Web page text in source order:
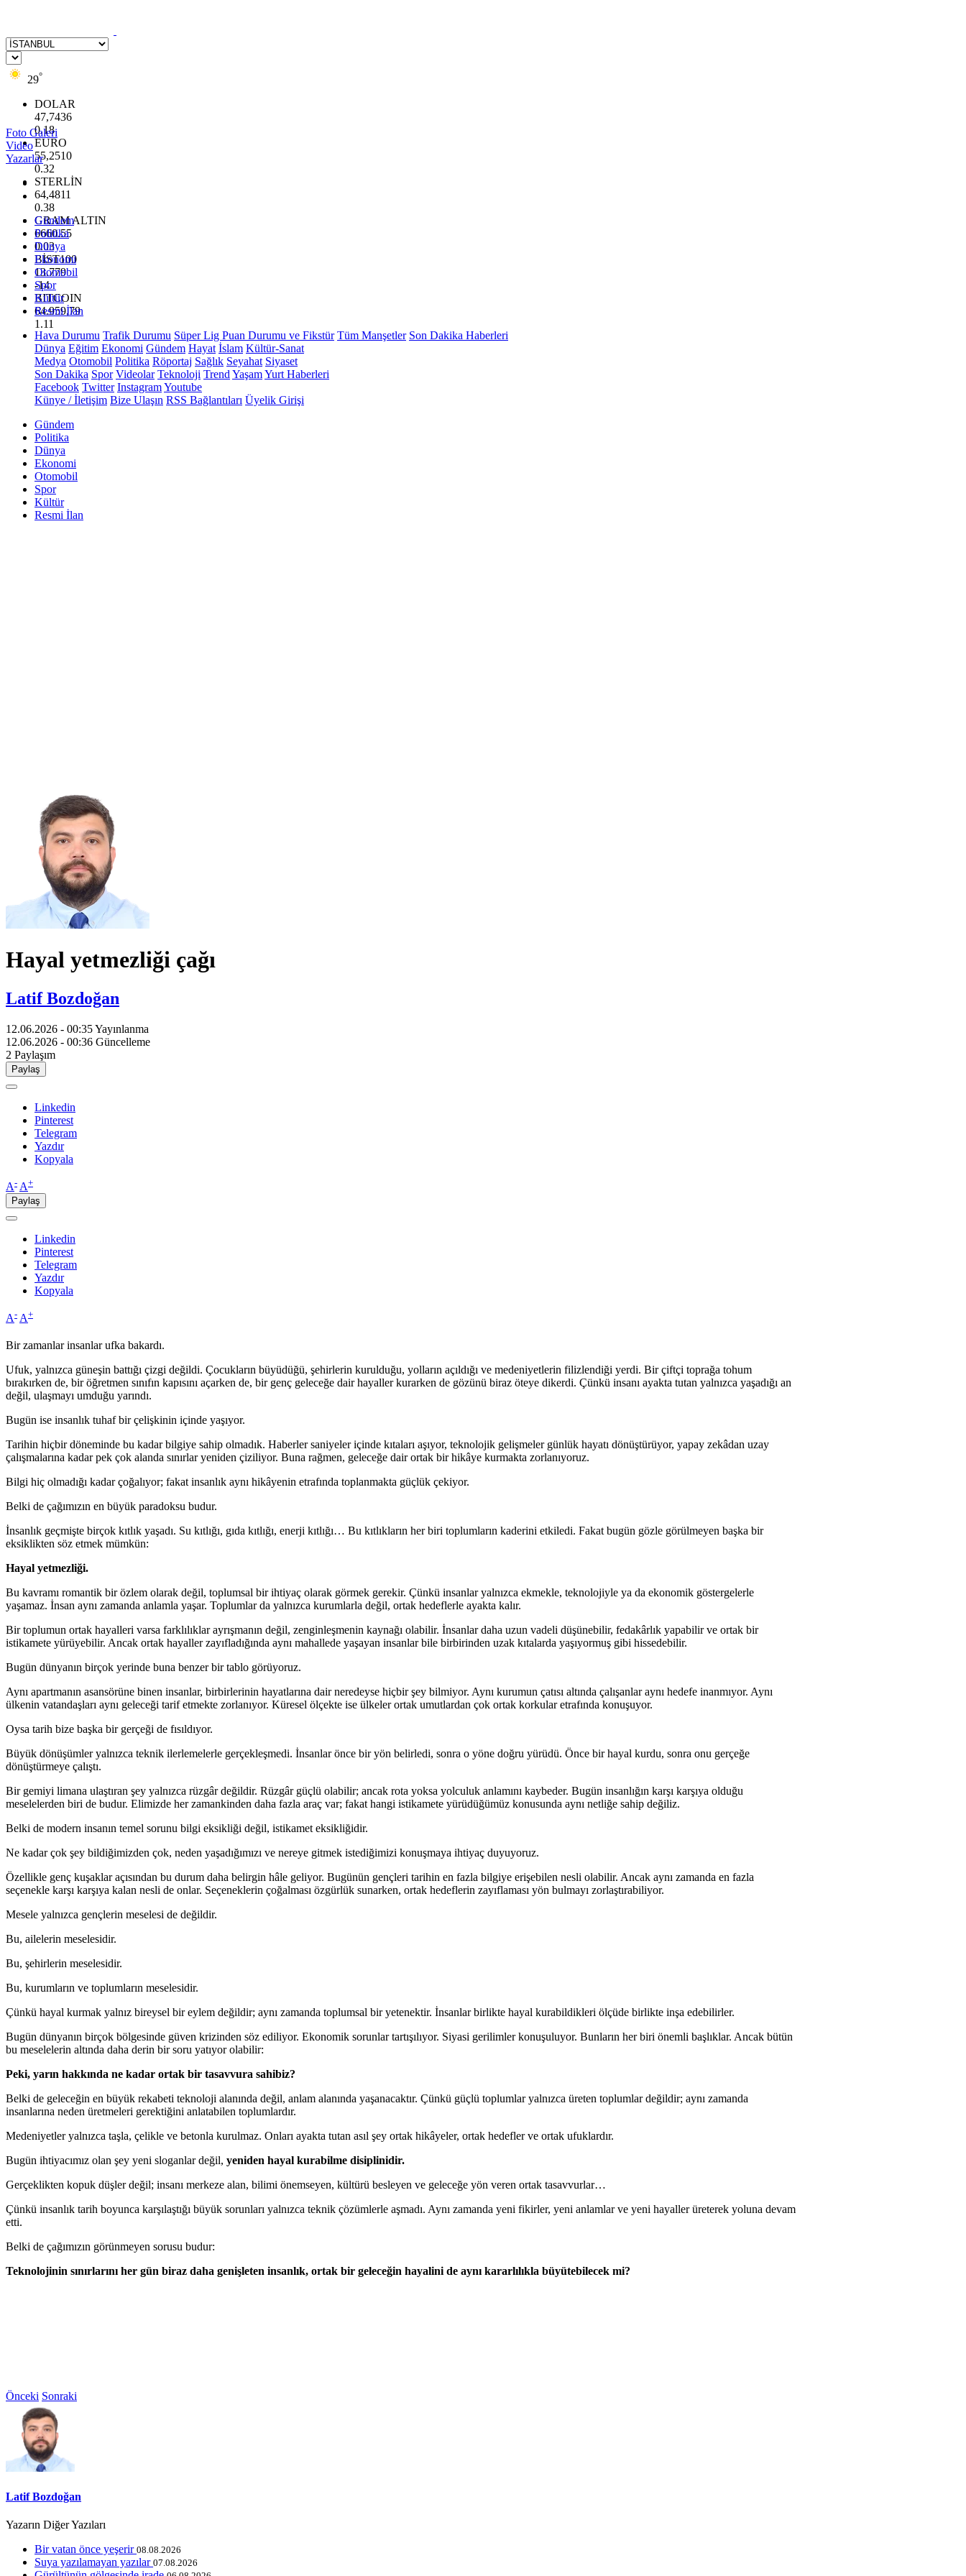
29°
DOLAR
47,7436
0.18
EURO
55,2510
0.32
STERLİN
64,4811
0.38
GRAM ALTIN
6660.55
0.03
BİST100
13.779
-14
BITCOIN
64.959,79
1.11
Foto Galeri
Video
Yazarlar
Gündem
Politika
Dünya
Ekonomi
Otomobil
Spor
Kültür
Resmi İlan
Hava Durumu Trafik Durumu Süper Lig Puan Durumu ve Fikstür Tüm Manşetler Son Dakika Haberleri
Dünya Eğitim Ekonomi Gündem Hayat İslam Kültür-Sanat
Medya Otomobil Politika Röportaj Sağlık Seyahat Siyaset
Son Dakika Spor Videolar Teknoloji Trend YaşamYurt Haberleri
Facebook Twitter InstagramYoutube
Künye / İletişim Bize Ulaşın RSS Bağlantıları Üyelik Girişi
Gündem
Politika
Dünya
Ekonomi
Otomobil
Spor
Kültür
Resmi İlan
Hayal yetmezliği çağı
Latif Bozdoğan
12.06.2026 - 00:35Yayınlanma
12.06.2026 - 00:36 Güncelleme
2 Paylaşım
Paylaş
Linkedin
Pinterest
Telegram
Yazdır
Kopyala
A- A+
Paylaş
Linkedin
Pinterest
Telegram
Yazdır
Kopyala
A- A+
Bir zamanlar insanlar ufka bakardı.
Ufuk, yalnızca güneşin battığı çizgi değildi. Çocukların büyüdüğü, şehirlerin kurulduğu, yolların açıldığı ve medeniyetlerin filizlendiği yerdi. Bir çiftçi toprağa tohum
bırakırken de, bir öğretmen sınıfın kapısını açarken de, bir genç geleceğe dair hayaller kurarken de gözünü biraz öteye dikerdi. Çünkü insanı ayakta tutan yalnızca yaşadığı an
değil, ulaşmayı umduğu yarındı.
Bugün ise insanlık tuhaf bir çelişkinin içinde yaşıyor.
Tarihin hiçbir döneminde bu kadar bilgiye sahip olmadık. Haberler saniyeler içinde kıtaları aşıyor, teknolojik gelişmeler günlük hayatı dönüştürüyor, yapay zekâdan uzay
çalışmalarına kadar pek çok alanda sınırlar yeniden çiziliyor. Buna rağmen, geleceğe dair ortak bir hikâye kurmakta zorlanıyoruz.
Bilgi hiç olmadığı kadar çoğalıyor; fakat insanlık aynı hikâyenin etrafında toplanmakta güçlük çekiyor.
Belki de çağımızın en büyük paradoksu budur.
İnsanlık geçmişte birçok kıtlık yaşadı. Su kıtlığı, gıda kıtlığı, enerji kıtlığı… Bu kıtlıkların her biri toplumların kaderini etkiledi. Fakat bugün gözle görülmeyen başka bir
eksiklikten söz etmek mümkün:
Hayal yetmezliği.
Bu kavramı romantik bir özlem olarak değil, toplumsal bir ihtiyaç olarak görmek gerekir. Çünkü insanlar yalnızca ekmekle, teknolojiyle ya da ekonomik göstergelerle
yaşamaz. İnsan aynı zamanda anlamla yaşar. Toplumlar da yalnızca kurumlarla değil, ortak hedeflerle ayakta kalır.
Bir toplumun ortak hayalleri varsa farklılıklar ayrışmanın değil, zenginleşmenin kaynağı olabilir. İnsanlar daha uzun vadeli düşünebilir, fedakârlık yapabilir ve ortak bir
istikamete yürüyebilir. Ancak ortak hayaller zayıfladığında aynı mahallede yaşayan insanlar bile birbirinden uzak kıtalarda yaşıyormuş gibi hissedebilir.
Bugün dünyanın birçok yerinde buna benzer bir tablo görüyoruz.
Aynı apartmanın asansörüne binen insanlar, birbirlerinin hayatlarına dair neredeyse hiçbir şey bilmiyor. Aynı kurumun çatısı altında çalışanlar aynı hedefe inanmıyor. Aynı
ülkenin vatandaşları aynı geleceği tarif etmekte zorlanıyor. Küresel ölçekte ise ülkeler ortak umutlardan çok ortak korkular etrafında konuşuyor.
Oysa tarih bize başka bir gerçeği de fısıldıyor.
Büyük dönüşümler yalnızca teknik ilerlemelerle gerçekleşmedi. İnsanlar önce bir yön belirledi, sonra o yöne doğru yürüdü. Önce bir hayal kurdu, sonra onu gerçeğe
dönüştürmeye çalıştı.
Bir gemiyi limana ulaştıran şey yalnızca rüzgâr değildir. Rüzgâr güçlü olabilir; ancak rota yoksa yolculuk anlamını kaybeder. Bugün insanlığın karşı karşıya olduğu
meselelerden biri de budur. Elimizde her zamankinden daha fazla araç var; fakat hangi istikamete yürüdüğümüz konusunda aynı netliğe sahip değiliz.
Belki de modern insanın temel sorunu bilgi eksikliği değil, istikamet eksikliğidir.
Ne kadar çok şey bildiğimizden çok, neden yaşadığımızı ve nereye gitmek istediğimizi konuşmaya ihtiyaç duyuyoruz.
Özellikle genç kuşaklar açısından bu durum daha belirgin hâle geliyor. Bugünün gençleri tarihin en fazla bilgiye erişebilen nesli olabilir. Ancak aynı zamanda en fazla
seçenekle karşı karşıya kalan nesli de onlar. Seçeneklerin çoğalması özgürlük sunarken, ortak hedeflerin zayıflaması yön bulmayı zorlaştırabiliyor.
Mesele yalnızca gençlerin meselesi de değildir.
Bu, ailelerin meselesidir.
Bu, şehirlerin meselesidir.
Bu, kurumların ve toplumların meselesidir.
Çünkü hayal kurmak yalnız bireysel bir eylem değildir; aynı zamanda toplumsal bir yetenektir. İnsanlar birlikte hayal kurabildikleri ölçüde birlikte inşa edebilirler.
Bugün dünyanın birçok bölgesinde güven krizinden söz ediliyor. Ekonomik sorunlar tartışılıyor. Siyasi gerilimler konuşuluyor. Bunların her biri önemli başlıklar. Ancak bütün
bu meselelerin altında daha derin bir soru yatıyor olabilir:
Peki, yarın hakkında ne kadar ortak bir tasavvura sahibiz?
Belki de geleceğin en büyük rekabeti teknoloji alanında değil, anlam alanında yaşanacaktır. Çünkü güçlü toplumlar yalnızca üreten toplumlar değildir; aynı zamanda
insanlarına neden üretmeleri gerektiğini anlatabilen toplumlardır.
Medeniyetler yalnızca taşla, çelikle ve betonla kurulmaz. Onları ayakta tutan asıl şey ortak hikâyeler, ortak hedefler ve ortak ufuklardır.
Bugün ihtiyacımız olan şey yeni sloganlar değil, yeniden hayal kurabilme disiplinidir.
Gerçeklikten kopuk düşler değil; insanı merkeze alan, bilimi önemseyen, kültürü besleyen ve geleceğe yön veren ortak tasavvurlar…
Çünkü insanlık tarih boyunca karşılaştığı büyük sorunları yalnızca teknik çözümlerle aşmadı. Aynı zamanda yeni fikirler, yeni anlamlar ve yeni hayaller üreterek yoluna devam
etti.
Belki de çağımızın görünmeyen sorusu budur:
Teknolojinin sınırlarını her gün biraz daha genişleten insanlık, ortak bir geleceğin hayalini de aynı kararlılıkla büyütebilecek mi?
Önceki Sonraki
Latif Bozdoğan
Yazarın Diğer Yazıları
Bir vatan önce yeşerir 08.08.2026
Suya yazılamayan yazılar 07.08.2026